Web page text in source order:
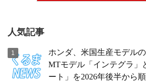
人気記事
ホンダ、米国生産モデル
MTモデル「インテグラ」
ート」を2026年後半から